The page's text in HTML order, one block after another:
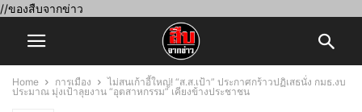
//ของสืบจากข่าว
Home การเมือง
ไม่สนเก้าอี้ใหญ่! “ส.ส.เป้า” ประกาศกร้าวปฏิเสธนั่ง กมธ.งบ
ประมาณ มุ่งเป้าลุยงาน “อุตสาหกรรม” เคียงข้างประชาชน